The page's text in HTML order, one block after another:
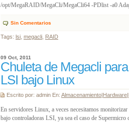
/opt/MegaRAID/MegaCli/MegaCli64 -PDlist -a0
Sin Comentarios
Tags: lsi megacli RAID
09 Oct, 2011
Chuleta de Megacli
LSI bajo Linux
Escrito por: admin En: Almacenamiento|Hardware|
En servidores Linux, a veces necesitamos
bajo controladoras LSI, ya sea el caso de